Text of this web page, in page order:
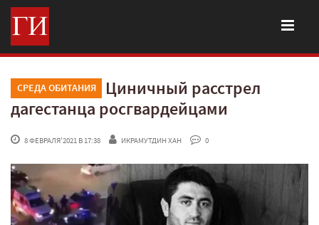
СРЕДА ОБИТАНИЯ
Циничный расстрел
дагестанца росгвардейцами
8 ФЕВРАЛЯ'2021 В 17:38 ИКРАМУТДИН ХАН 0